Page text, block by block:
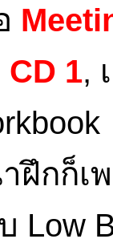
CD 1,
กก็เพ
Low